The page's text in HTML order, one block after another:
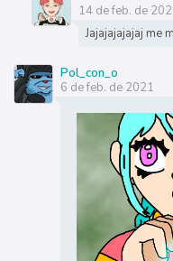
14 de feb. de
Jajajajajajaj me
Pol_con_o
6 de feb. de 2021